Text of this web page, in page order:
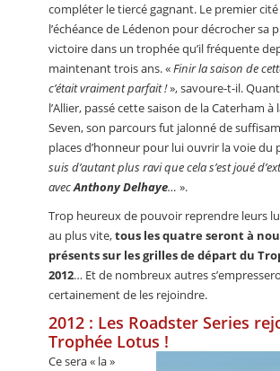
compléter le tiercé gagnant. Le premier
l’échéance de Lédenon pour décrocher sa
victoire dans un trophée qu’il fréquente
maintenant trois ans. «Finir la saison de
c’était vraiment parfait !», savoure-t-il.
l’Allier, passé cette saison de la Caterham à
Seven, son parcours fut jalonné de
places d’honneur pour lui ouvrir la voie du
suis d’autant plus ravi que cela s’est joué
avecAnthony Delhaye… ».
Trop heureux de pouvoir reprendre leurs
au plus vite,tous les quatre seront à
présents sur les grilles de départ du
2012… Et de nombreux autres
certainement de les rejoindre.
2012 : Les Roadster Series
Trophée Lotus !
Ce sera « la »